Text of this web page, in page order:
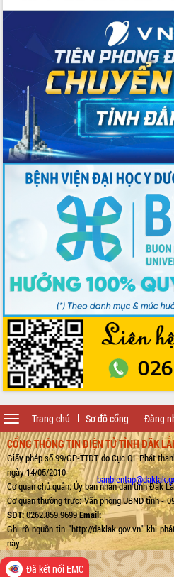
Trang chủ Sơ đồ cổng Đăng
Toggle
navigation
CỔNG THÔNG TIN ĐIỆN TỬ TỈNH ĐẮK
Giấy phép số 99/GP-TTĐT do Cục QL Phát
ngày 14/05/2010
Cơ quan chủ quản: Ủy ban nhân dân tỉnh Đắk
Cơ quan thường trực: Văn phòng UBND tỉnh -
SĐT:0262.859.9699Email:
Ghi rõ nguồn tin "http://daklak.gov.vn" khi
này
Đã kết nối EMC